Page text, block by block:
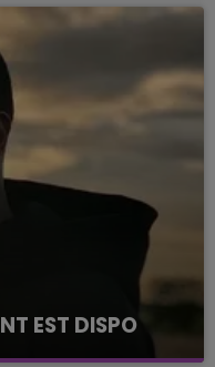
EST DISPO
parisien.